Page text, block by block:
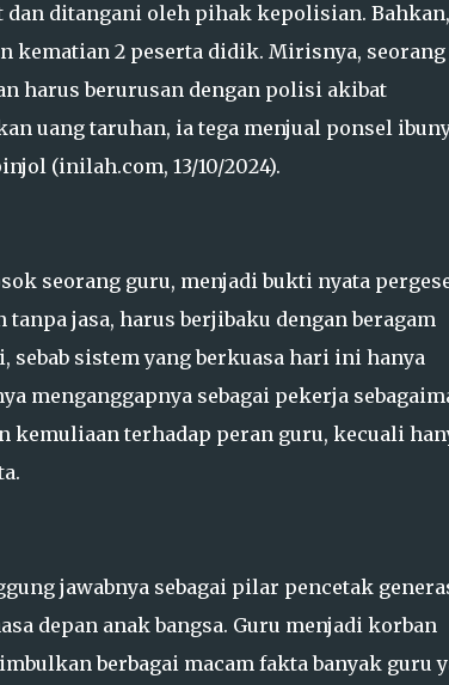
dan ditangani oleh pihak kepolisian. Bahkan,
kematian 2 peserta didik. Mirisnya, seorang
harus berurusan dengan polisi akibat
uang taruhan, ia tega menjual ponsel
(inilah.com, 13/10/2024).
seorang guru, menjadi bukti nyata
jasa, harus berjibaku dengan beragam
sistem yang berkuasa hari ini hanya
menganggapnya sebagai pekerja
kemuliaan terhadap peran guru, kecuali
jawabnya sebagai pilar pencetak
depan anak bangsa. Guru menjadi korban
berbagai macam fakta banyak guru